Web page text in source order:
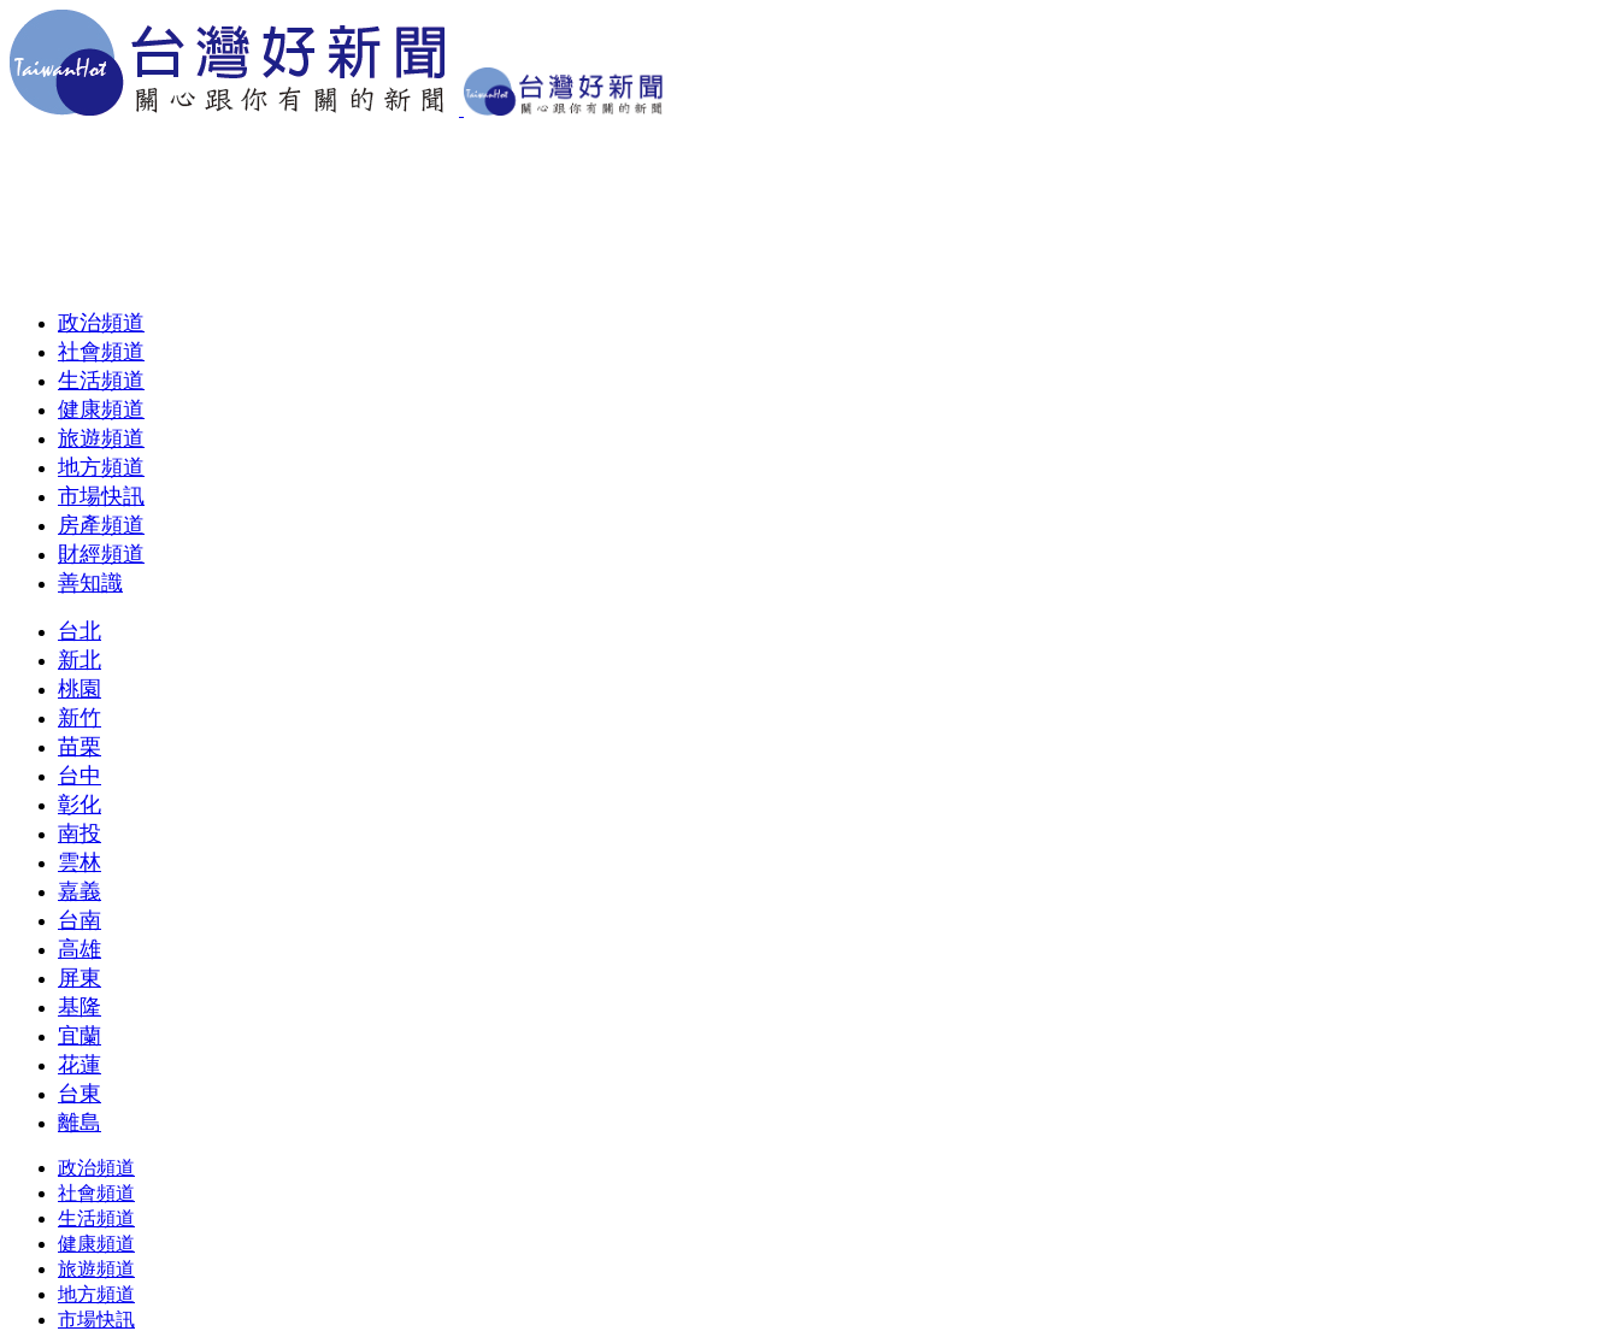
政治頻道
社會頻道
生活頻道
健康頻道
旅遊頻道
地方頻道
市場快訊
房產頻道
財經頻道
善知識
台北
新北
桃園
新竹
苗栗
台中
彰化
南投
雲林
嘉義
台南
高雄
屏東
基隆
宜蘭
花蓮
台東
離島
政治頻道
社會頻道
生活頻道
健康頻道
旅遊頻道
地方頻道
市場快訊